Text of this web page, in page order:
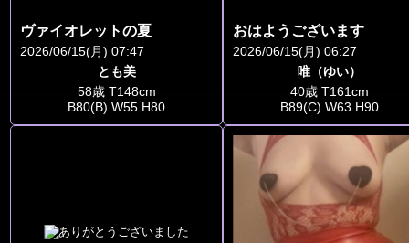
ヴァイオレットの夏
2026/06/15(月) 07:47
とも美
58歳 T148cm
B80(B) W55 H80
おはようございます
2026/06/15(月) 06:27
唯（ゆい）
40歳 T161cm
B89(C) W63 H90